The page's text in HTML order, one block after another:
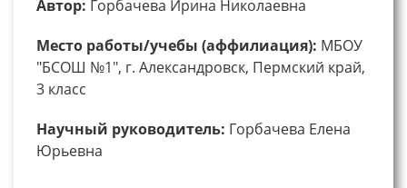
Автор: Горбачева Ирина Николаевна
Место работы/учебы (аффилиация): МБОУ
"БСОШ №1", г. Александровск, Пермский край,
3 класс
Научный руководитель: Горбачева Елена
Юрьевна